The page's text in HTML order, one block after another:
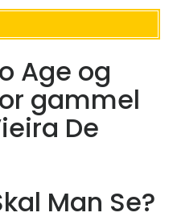
Age og
gammel
De
Man Se?